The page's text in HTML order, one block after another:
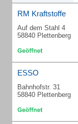
RM Kraftstoffe
Auf dem Stahl 4
58840 Plettenberg
ESSO
Bahnhofstr. 31
58840 Plettenberg